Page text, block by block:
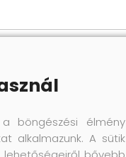
böngészési élmény
alkalmazunk. A sütik